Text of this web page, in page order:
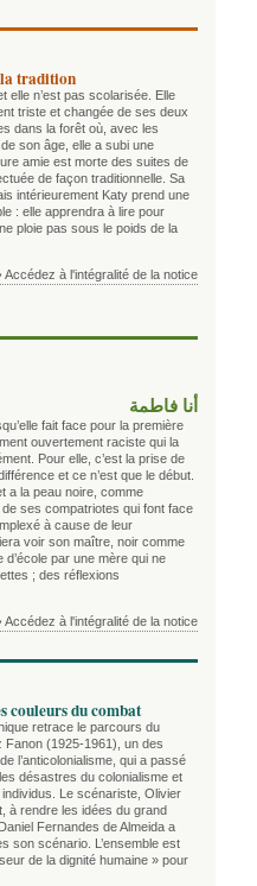
la tradition
elle n’est pas scolarisée. Elle
triste et changée de ses deux
dans la forêt où, avec les
son âge, elle a subi une
amie est morte des suites de
de façon traditionnelle. Sa
intérieurement Katy prend une
: elle apprendra à lire pour
ploie pas sous le poids de la
Accédez à l'intégralité de la notice
أنا فاطمة
fait face pour la première
ouvertement raciste qui la
Pour elle, c’est la prise de
et ce n’est que le début.
a la peau noire, comme
de ses compatriotes qui font face
à cause de leur
voir son maître, noir comme
par une mère qui ne
; des réflexions
Accédez à l'intégralité de la notice
couleurs du combat
retrace le parcours du
Fanon (1925-1961), un des
l’anticolonialisme, qui a passé
désastres du colonialisme et
Le scénariste, Olivier
à rendre les idées du grand
Fernandes de Almeida a
son scénario. L’ensemble est
de la dignité humaine » pour